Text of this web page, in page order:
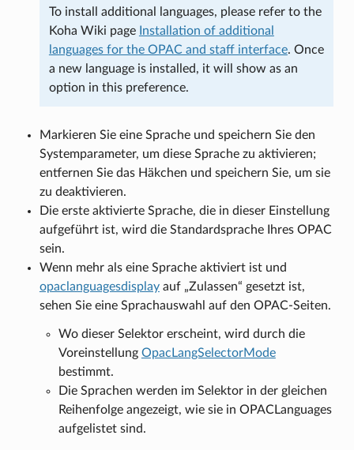
To install additional languages, please refer to the
Koha Wiki page Installation of additional
languages for the OPAC and staff interface. Once
a new language is installed, it will show as an
option in this preference.
Markieren Sie eine Sprache und speichern Sie den
Systemparameter, um diese Sprache zu aktivieren;
entfernen Sie das Häkchen und speichern Sie, um sie
zu deaktivieren.
Die erste aktivierte Sprache, die in dieser Einstellung
aufgeführt ist, wird die Standardsprache Ihres OPAC
sein.
Wenn mehr als eine Sprache aktiviert ist und
opaclanguagesdisplayauf „Zulassen“ gesetzt ist,
sehen Sie eine Sprachauswahl auf den OPAC-Seiten.
Wo dieser Selektor erscheint, wird durch die
Voreinstellung OpacLangSelectorMode
bestimmt.
Die Sprachen werden im Selektor in der gleichen
Reihenfolge angezeigt, wie sie in OPACLanguages
aufgelistet sind.